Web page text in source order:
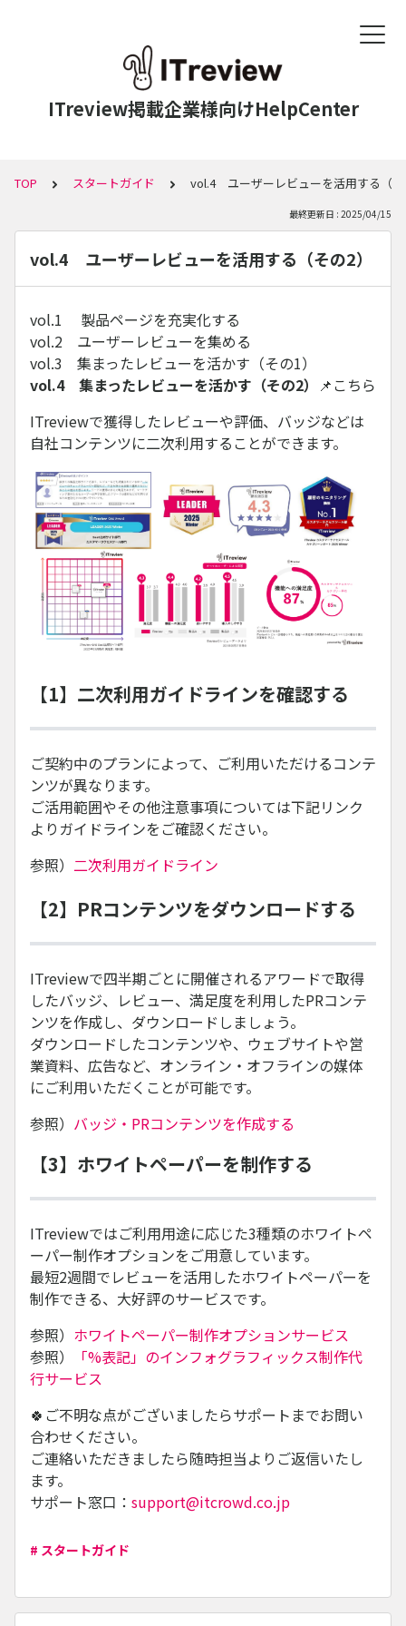
ITreview掲載企業様向けHelpCenter
TOP スタートガイド vol.4 ユーザーレビューを活用する（
最終更新日 : 2025/04/15
vol.4 ユーザーレビューを活用する（その2）
vol.1 製品ページを充実化する
vol.2 ユーザーレビューを集める
vol.3 集まったレビューを活かす（その1）
vol.4 集まったレビューを活かす（その2） 📌こちら
ITreviewで獲得したレビューや評価、バッジなどは
自社コンテンツに二次利用することができます。
【1】二次利用ガイドラインを確認する
ご契約中のプランによって、ご利用いただけるコンテ
ンツが異なります。
ご活用範囲やその他注意事項については下記リンク
よりガイドラインをご確認ください。
参照） 二次利用ガイドライン
【2】PRコンテンツをダウンロードする
ITreviewで四半期ごとに開催されるアワードで取得
したバッジ、レビュー、満足度を利用したPRコンテ
ンツを作成し、ダウンロードしましょう。
ダウンロードしたコンテンツや、ウェブサイトや営
業資料、広告など、オンライン・オフラインの媒体
にご利用いただくことが可能です。
参照） バッジ・PRコンテンツを作成する
【3】ホワイトペーパーを制作する
ITreviewではご利用用途に応じた3種類のホワイトペ
ーパー制作オプションをご用意しています。
最短2週間でレビューを活用したホワイトペーパーを
制作できる、大好評のサービスです。
参照） ホワイトペーパー制作オプションサービス
参照）
「%表記」のインフォグラフィックス制作代
行サービス
🍀ご不明な点がございましたらサポートまでお問い
合わせください。
ご連絡いただきましたら随時担当よりご返信いたし
ます。
サポート窓口： support@itcrowd.co.jp
# スタートガイド